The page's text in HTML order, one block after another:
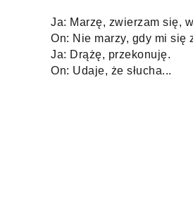
On: Udaje, że słucha...